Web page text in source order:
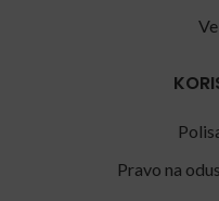
Pravo na